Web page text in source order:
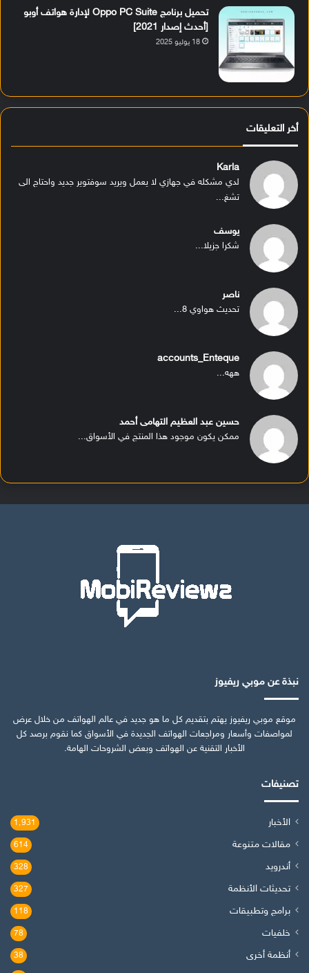
تحميل برنامج Oppo PC Suite لإدارة هواتف أوبو
[أحدث إصدار 2021]
18 يوليو 2025
أخر التعليقات
Karla
لدي مشكله في جهازي لا يعمل ويريد سوفتوير جديد واحتاج الى
تشغ...
يوسف
شكرا جزيلا...
ناصر
تحديث هواوي 8...
accounts_Enteque
ههه...
حسين عبد العظيم التهامى أحمد
ممكن يكون موجود هذا المنتج في الأسواق...
نبذة عن موبي ريفيوز
موقع موبي ريفيوز يهتم بتقديم كل ما هو جديد في عالم الهواتف من خلال عرض
لمواصفات وأسعار ومراجعات الهواتف الجديدة في الأسواق كما نقوم برصد كل
الأخبار التقنية عن الهواتف وبعض الشروحات الهامة.
تصنيفات
الأخبار 1٬931
مقالات متنوعة 614
أندرويد 328
تحديثات الأنظمة 327
برامج وتطبيقات 118
خلفيات 78
أنظمة أخرى 38